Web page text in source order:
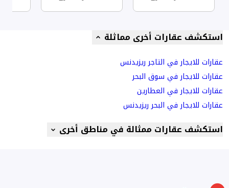
استكشف عقارات أخرى مماثلة
عقارات للايجار في التاجر ريزيدنس
عقارات للايجار في سوق البحر
عقارات للايجار في العطارين
عقارات للايجار في البحر ريزيدنس
استكشف عقارات ممثالة في مناطق أخرى